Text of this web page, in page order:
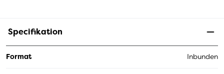
Specifikation
Format Inbunden